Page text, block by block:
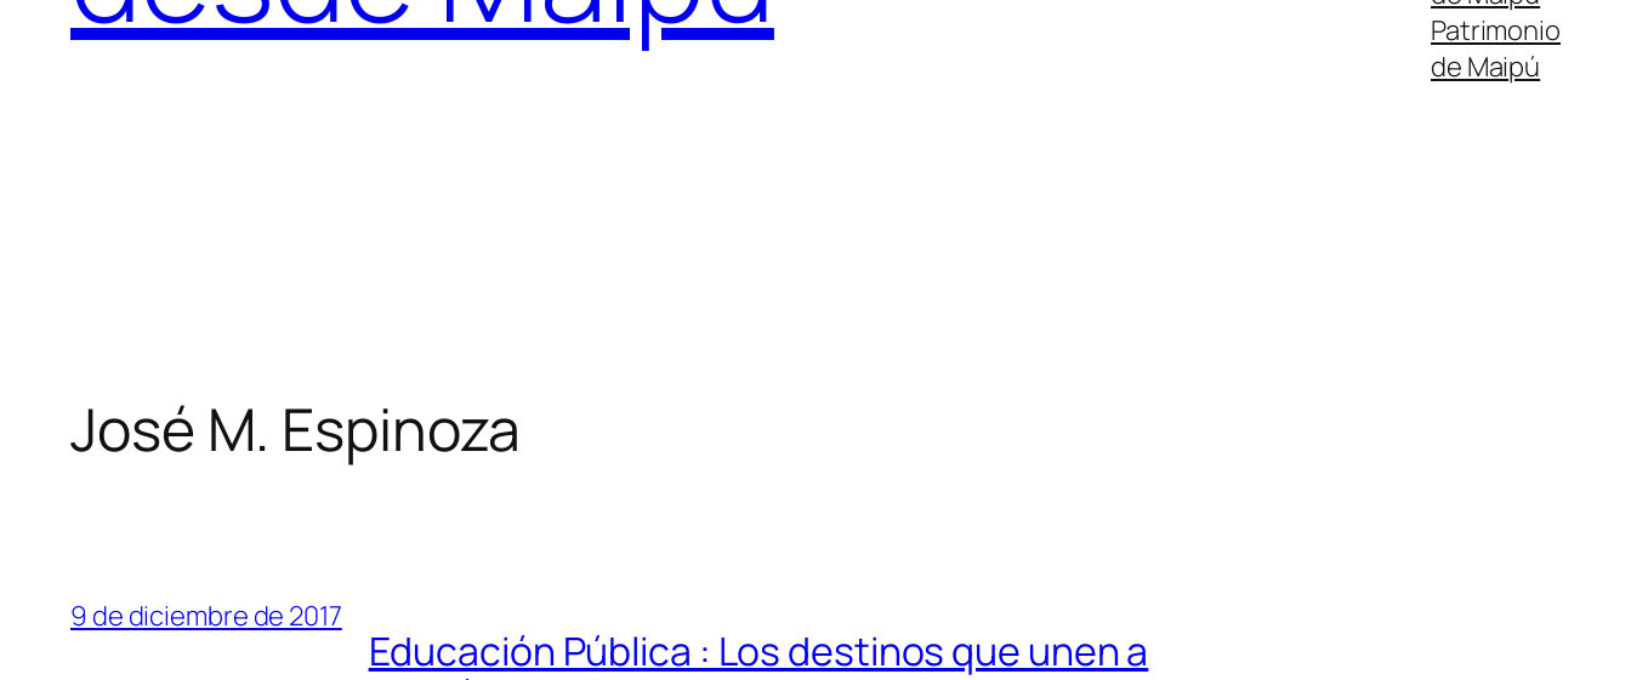
Patrimonio
de Maipú
José M. Espinoza
9 de diciembre de 2017
Educación Pública : Los destinos que unen a